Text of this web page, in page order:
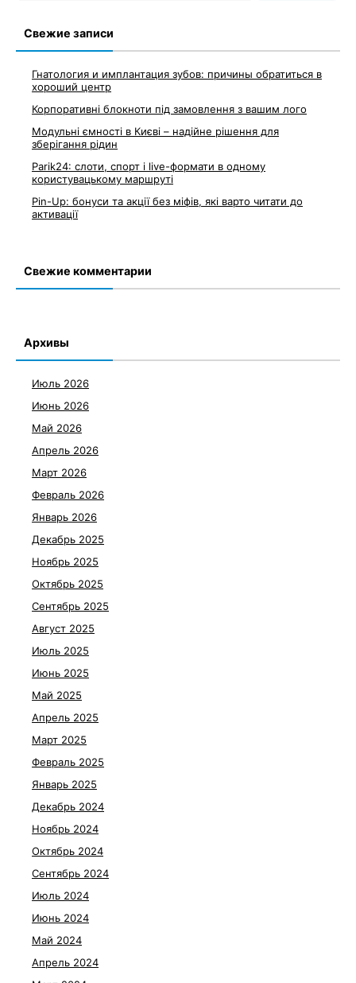
Свежие записи
Гнатология и имплантация зубов: причины обратиться в
хороший центр
Корпоративні блокноти під замовлення з вашим лого
Модульні ємності в Києві – надійне рішення для
зберігання рідин
Parik24: слоти, спорт і live-формати в одному
користувацькому маршруті
Pin-Up: бонуси та акції без міфів, які варто читати до
активації
Свежие комментарии
Архивы
Июль 2026
Июнь 2026
Май 2026
Апрель 2026
Март 2026
Февраль 2026
Январь 2026
Декабрь 2025
Ноябрь 2025
Октябрь 2025
Сентябрь 2025
Август 2025
Июль 2025
Июнь 2025
Май 2025
Апрель 2025
Март 2025
Февраль 2025
Январь 2025
Декабрь 2024
Ноябрь 2024
Октябрь 2024
Сентябрь 2024
Июль 2024
Июнь 2024
Май 2024
Апрель 2024